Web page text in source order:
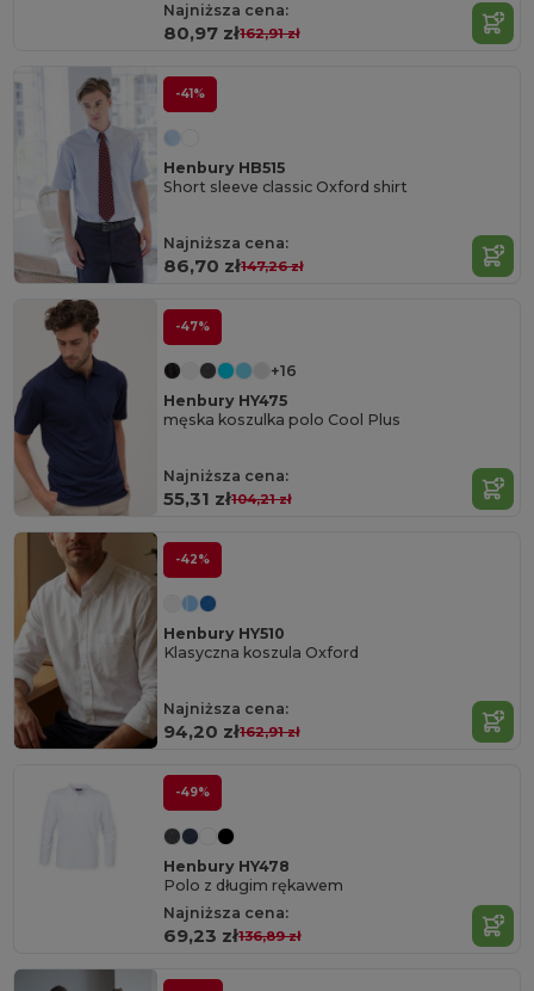
Najniższa cena:
80,97 zł162,91 zł
-41%
Henbury HB515
Short sleeve classic Oxford shirt
Najniższa cena:
86,70 zł147,26 zł
-47%
+16
Henbury HY475
męska koszulka polo Cool Plus
Najniższa cena:
55,31 zł104,21 zł
-42%
Henbury HY510
Klasyczna koszula Oxford
Najniższa cena:
94,20 zł162,91 zł
-49%
Henbury HY478
Polo z długim rękawem
Najniższa cena:
69,23 zł136,89 zł